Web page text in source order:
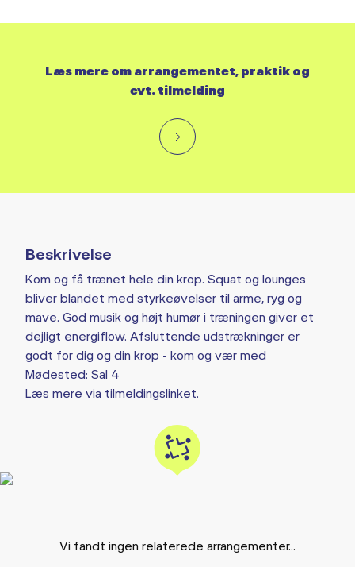
Beskrivelse
Kom og få trænet hele din krop. Squat og lounges
bliver blandet med styrkeøvelser til arme, ryg og
mave. God musik og højt humør i træningen giver et
dejligt energiflow. Afsluttende udstrækninger er
godt for dig og din krop - kom og vær med
Mødested: Sal 4
Læs mere via tilmeldingslinket.
Læs mere om arrangementet, praktik og
evt. tilmelding
Vi fandt ingen relaterede arrangementer...